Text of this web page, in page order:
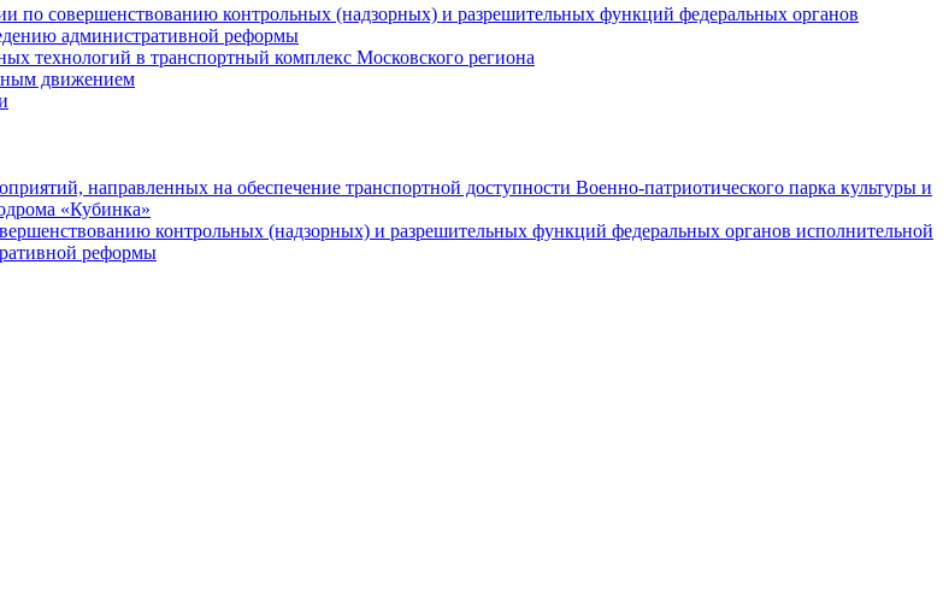
по совершенствованию контрольных (надзорных) и разрешительных функций федеральных органов
административной реформы
технологий в транспортный комплекс Московского региона
движением
направленных на обеспечение транспортной доступности Военно-патриотического парка культуры и
«Кубинка»
контрольных (надзорных) и разрешительных функций федеральных органов исполнительной
реформы